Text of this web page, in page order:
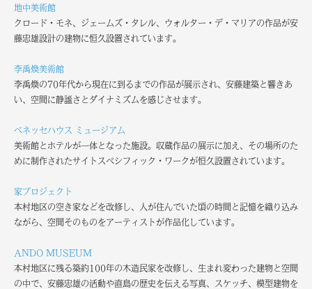
地中美術館
クロード・モネ、ジェームズ・タレル、ウォルター・デ・マリアの作品が安
藤忠雄設計の建物に恒久設置されています。
李禹煥美術館
李禹煥の70年代から現在に到るまでの作品が展示され、安藤建築と響きあ
い、空間に静謐さとダイナミズムを感じさせます。
ベネッセハウス ミュージアム
美術館とホテルが一体となった施設。収蔵作品の展示に加え、その場所のた
めに制作されたサイトスペシフィック・ワークが恒久設置されています。
家プロジェクト
本村地区の空き家などを改修し、人が住んでいた頃の時間と記憶を織り込み
ながら、空間そのものをアーティストが作品化しています。
ANDO MUSEUM
本村地区に残る築約100年の木造民家を改修し、生まれ変わった建物と空間
の中で、安藤忠雄の活動や直島の歴史を伝える写真、スケッチ、模型建物を